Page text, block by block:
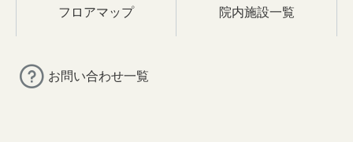
フロアマップ 院内施設一覧
お問い合わせ一覧